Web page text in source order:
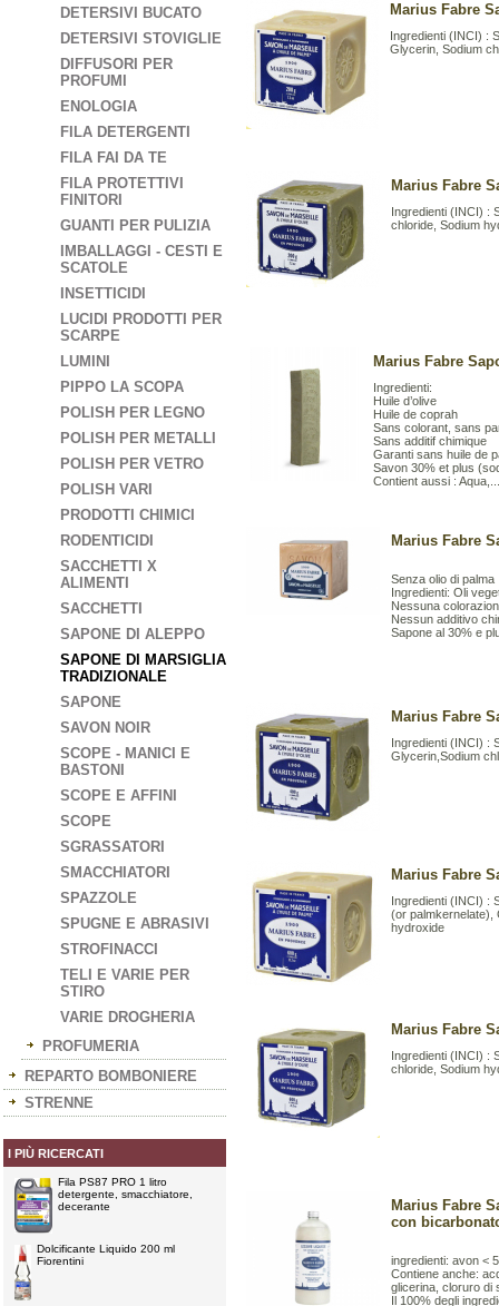
DETERSIVI BUCATO
DETERSIVI STOVIGLIE
DIFFUSORI PER
PROFUMI
ENOLOGIA
FILA DETERGENTI
FILA FAI DA TE
FILA PROTETTIVI
FINITORI
GUANTI PER PULIZIA
IMBALLAGGI - CESTI E
SCATOLE
INSETTICIDI
LUCIDI PRODOTTI PER
SCARPE
LUMINI
PIPPO LA SCOPA
POLISH PER LEGNO
POLISH PER METALLI
POLISH PER VETRO
POLISH VARI
PRODOTTI CHIMICI
RODENTICIDI
SACCHETTI X
ALIMENTI
SACCHETTI
SAPONE DI ALEPPO
SAPONE DI MARSIGLIA
TRADIZIONALE
SAPONE
SAVON NOIR
SCOPE - MANICI E
BASTONI
SCOPE E AFFINI
SCOPE
SGRASSATORI
SMACCHIATORI
SPAZZOLE
SPUGNE E ABRASIVI
STROFINACCI
TELI E VARIE PER
STIRO
VARIE DROGHERIA
PROFUMERIA
REPARTO BOMBONIERE
STRENNE
I PIÙ RICERCATI
Fila PS87 PRO 1 litro
detergente, smacchiatore,
decerante
Dolcificante Liquido 200 ml
Fiorentini
Marius Fabre
Ingredienti (INCI) :
Glycerin, Sodium
Marius Fabre
Ingredienti (INCI) :
chloride, Sodium
Marius Fabre
Ingredienti:
Huile d’olive
Huile de coprah
Sans colorant, sans
Sans additif chimique
Garanti sans huile de
Savon 30% et plus
Contient aussi : Aqua,...
Marius Fabre
Senza olio di palma
Ingredienti: Oli
Nessuna
Nessun additivo
Sapone al 30% e
Marius Fabre
Ingredienti (INCI) :
Glycerin,Sodium
Marius Fabre
Ingredienti (INCI) :
(or palmkernelate),
hydroxide
Marius Fabre
Ingredienti (INCI) :
chloride, Sodium
Marius Fabre
con
ingredienti: avon <
Contiene anche:
glicerina, cloruro di
Il 100% degli